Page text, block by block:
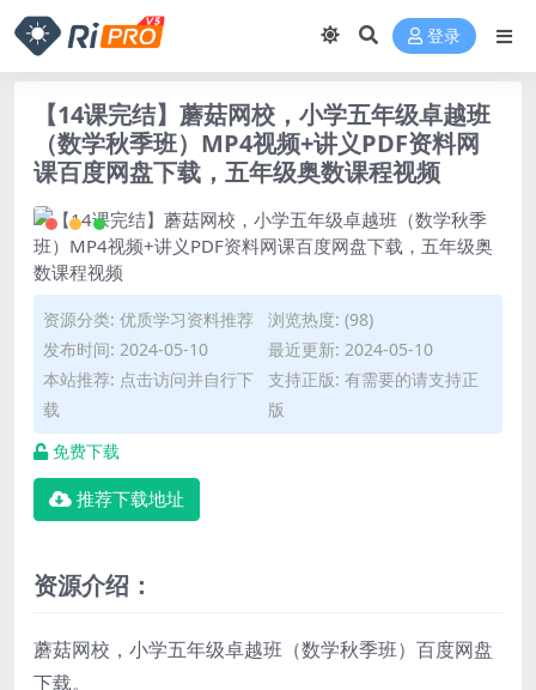
登录
【14课完结】蘑菇网校，小学五年级卓越班
（数学秋季班）MP4视频+讲义PDF资料网
课百度网盘下载，五年级奥数课程视频
资源分类: 优质学习资料推荐
浏览热度: (98)
发布时间: 2024-05-10
最近更新: 2024-05-10
本站推荐: 点击访问并自行下
载
支持正版: 有需要的请支持正
版
免费下载
推荐下载地址
资源介绍：
蘑菇网校，小学五年级卓越班（数学秋季班）百度网盘
下载。